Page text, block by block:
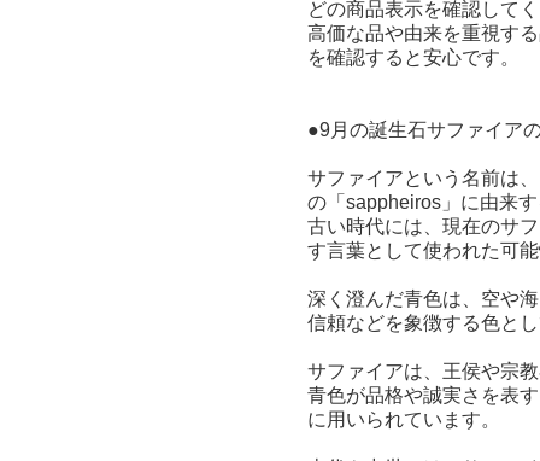
どの商品表示を確認して
高価な品や由来を重視す
を確認すると安心です。
●9月の誕生石サファイア
サファイアという名前は
の「sappheiros」に由来
古い時代には、現在のサ
す言葉として使われた可
深く澄んだ青色は、空や
信頼などを象徴する色と
サファイアは、王侯や宗
青色が品格や誠実さを表
に用いられています。